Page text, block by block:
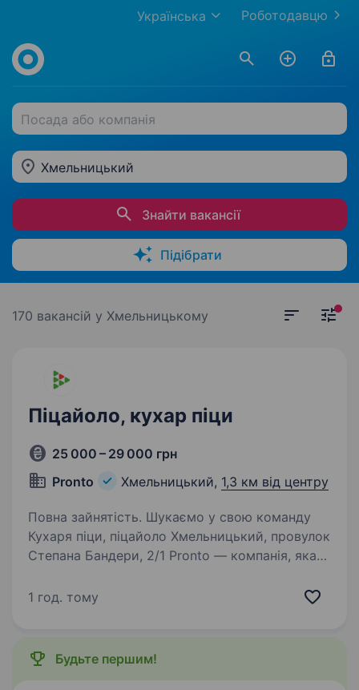
Роботодавцю
Українська
Посада або компанія
Хмельницький
Знайти вакансії
Підібрати
170 вакансій у Хмельницькому
Піцайоло, кухар піци
25 000 – 29 000 грн
Pronto
Хмельницький, 1,3 км від центру
Повна зайнятість. Шукаємо у свою команду
Кухаря піци, піцайоло Хмельницький, провулок
Степана Бандери, 2/1 Pronto — компанія, яка
заклади в 11-ти містах України об'єднані
1 год. тому
Будьте першим!